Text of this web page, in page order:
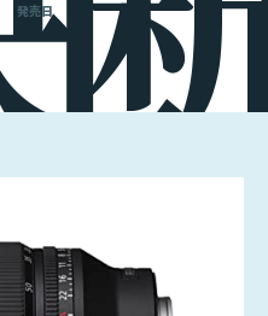
発売日